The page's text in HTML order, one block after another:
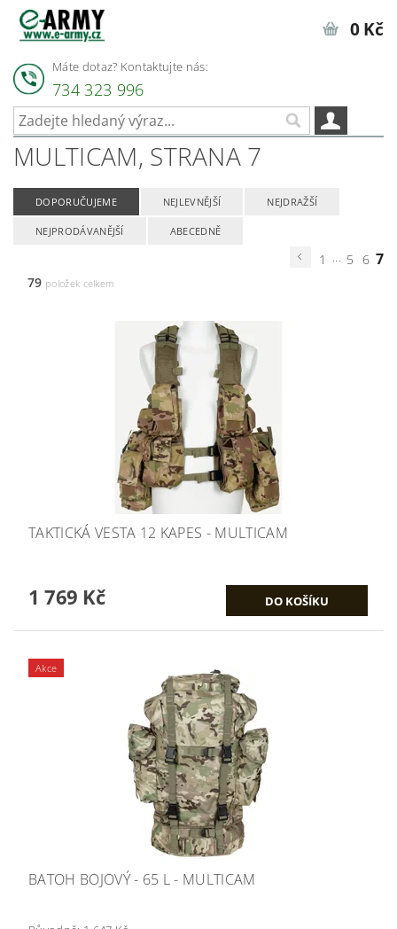
Máte dotaz? Kontaktujte nás:
734 323 996
0 Kč
MULTICAM, STRANA 7
DOPORUČUJEME NEJLEVNĚJŠÍ NEJDRAŽŠÍ
NEJPRODÁVANĚJŠÍ ABECEDNĚ
1 ... 5 6 7
79 položek celkem
TAKTICKÁ VESTA 12 KAPES - MULTICAM
1 769 Kč
Akce
BATOH BOJOVÝ - 65 L - MULTICAM